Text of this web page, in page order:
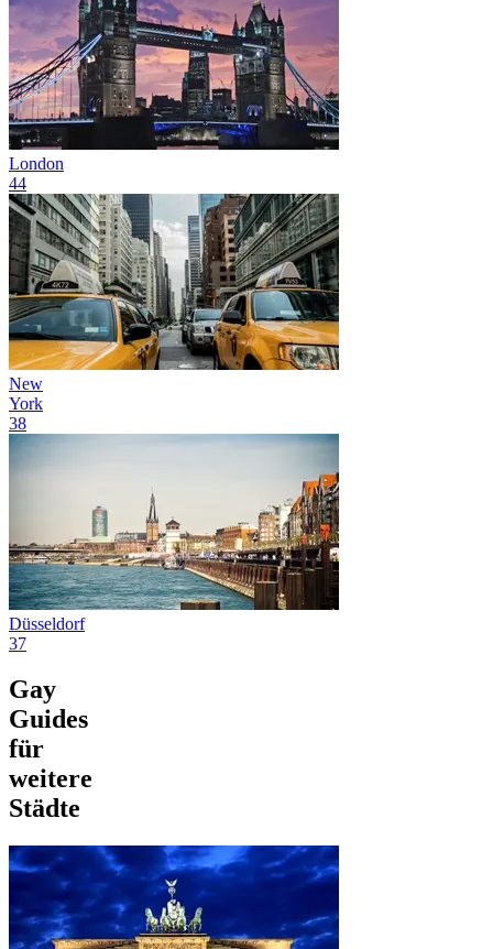
London
44
New
York
38
Düsseldorf
37
Gay
Guides
für
weitere
Städte